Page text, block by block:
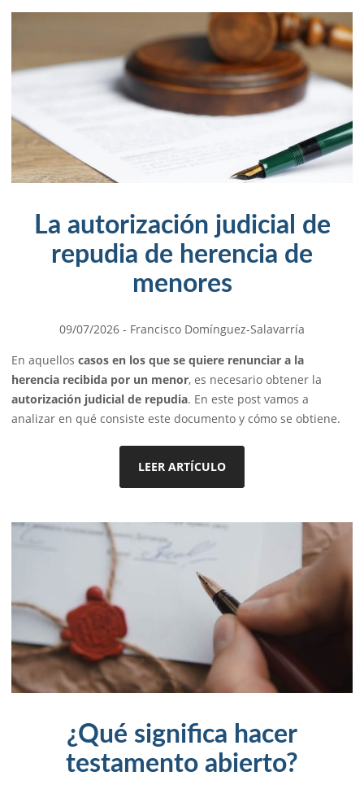
La autorización judicial de
repudia de herencia de
menores
09/07/2026 - Francisco Domínguez-Salavarría
En aquellos casos en los que se quiere renunciar a la
herencia recibida por un menor, es necesario obtener la
autorización judicial de repudia. En este post vamos a
analizar en qué consiste este documento y cómo se obtiene.
LEER ARTÍCULO
¿Qué significa hacer
testamento abierto?